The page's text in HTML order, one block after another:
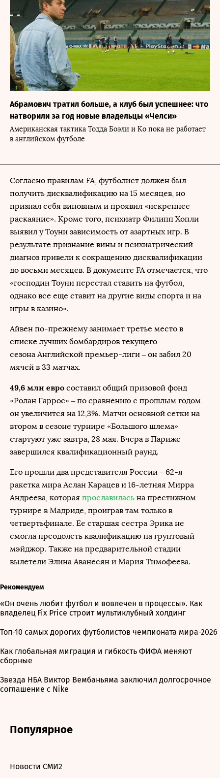
Абрамович тратил больше, а клуб был успешнее: что
натворили за год новые владельцы «Челси»
Американская тактика Тодда Боэли и Ко пока не работает
в английском футболе
Согласно правилам FA, футболист должен был
получить дисквалификацию на 15 месяцев, но
признал себя виновным и проявил «искреннее
раскаяние». Кроме того, психиатр Филипп Хопли
выявил у Тоуни зависимость от азартных игр. В
результате признание вины и психиатрический
диагноз привели к сокращению дисквалификации
до восьми месяцев. В документе FA отмечается, что
«господин Тоуни перестал ставить на футбол,
однако все еще ставит на другие виды спорта и на
игры в казино».
Айвен по-прежнему занимает третье место в
списке лучших бомбардиров текущего
сезона Английской премьер-лиги – он забил 20
мячей в 33 матчах.
49,6 млн евро составил общий призовой фонд
«Ролан Гаррос» – по сравнению с прошлым годом
он увеличится на 12,3%. Матчи основной сетки на
втором в сезоне турнире «Большого шлема»
стартуют уже завтра, 28 мая. Вчера в Париже
завершился квалификационный раунд.
Его прошли два представителя России – 62-я
ракетка мира Аслан Карацев и 16-летняя Мирра
Андреева, которая прославилась на престижном
турнире в Мадриде, проиграв там только в
четвертьфинале. Ее старшая сестра Эрика не
смогла преодолеть квалификацию на грунтовый
мэйджор. Также на предварительной стадии
вылетели Элина Аванесян и Мария Тимофеева.
Рекомендуем
«Он очень любит футбол и вовлечен в процессы». Как
владелец Fix Price строит мультиклубный холдинг
Топ-10 самых дорогих футболистов чемпионата мира-2026
Как глобальная миграция и гибкость ФИФА меняют
сборные
Звезда НБА Виктор Вембаньяма заключил долгосрочное
соглашение с Nike
Популярное
Новости СМИ2